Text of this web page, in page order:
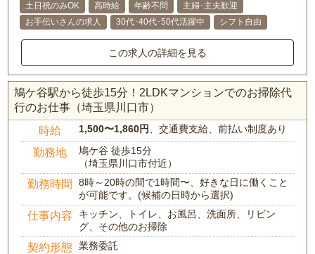
土日祝のみOK
高時給 年齢不問
主婦･主夫歓迎
お手伝いさんの求人
30代･40代･50代活躍中 シフト自由
この求人の詳細を見る
鳩ケ谷駅から徒歩15分！2LDKマンションでのお掃除代
行のお仕事（埼玉県川口市）
時給 1,500〜1,860円 、交通費支給、前払い制度あり
勤務地
鳩ケ谷 徒歩15分
（埼玉県川口市付近）
勤務時間
8時～20時の間で1時間〜、好きな日に働くこと
が可能です。(候補の日時から選択)
仕事内容
キッチン、トイレ、お風呂、洗面所、リビン
グ、その他のお掃除
契約形態 業務委託